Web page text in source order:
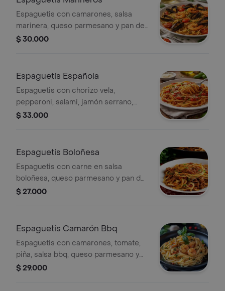
Espaguetis con camarones, salsa
marinera, queso parmesano y pan de
ajo.
$ 30.000
Espaguetis Española
Espaguetis con chorizo vela,
pepperoni, salami, jamón serrano,
queso parmesano y pan de ajo.
$ 33.000
Espaguetis Boloñesa
Espaguetis con carne en salsa
boloñesa, queso parmesano y pan de
ajo.
$ 27.000
Espaguetis Camarón Bbq
Espaguetis con camarones, tomate,
piña, salsa bbq, queso parmesano y
pan de ajo.
$ 29.000